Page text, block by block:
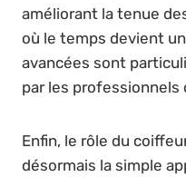
améliorant la tenue
où le temps devient
avancées sont
par les professionnels
Enfin, le rôle du
désormais la simple